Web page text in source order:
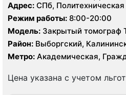
Адрес: СПб,
Режим работы: 8:00-20:00
Модель: Закрытый томограф
1.5 Тесла, КТ Toshiba Aquilion
Prime 160 срезов
Район: Выборгский,
Приморский
Метро: Академическая,
Площадь Мужества,
Просвещения
Цена указана с учетом